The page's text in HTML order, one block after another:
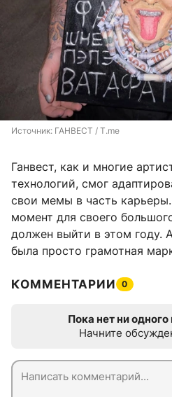
Источник: ГАНВЕСТ / T.me
Ганвест, как и многие
технологий, смог
свои мемы в часть
момент для своего
должен выйти в этом году.
была просто грамотная
КОММЕНТАРИИ 0
Пока нет ни
Начните